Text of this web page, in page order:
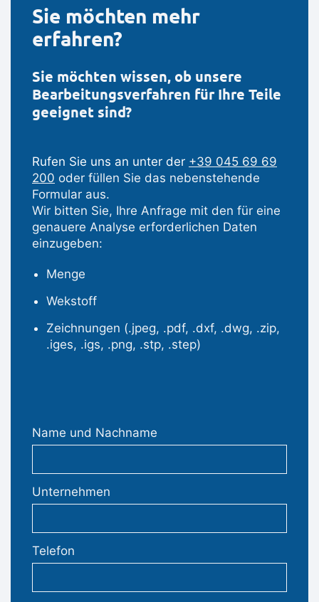
Sie möchten mehr
erfahren?
Sie möchten wissen, ob unsere
Bearbeitungsverfahren für Ihre Teile
geeignet sind?
Rufen Sie uns an unter der +39 045 69 69
200 oder füllen Sie das nebenstehende
Formular aus.
Wir bitten Sie, Ihre Anfrage mit den für eine
genauere Analyse erforderlichen Daten
einzugeben:
Menge
Wekstoff
Zeichnungen (.jpeg, .pdf, .dxf, .dwg, .zip,
.iges, .igs, .png, .stp, .step)
Name und Nachname
Unternehmen
Telefon